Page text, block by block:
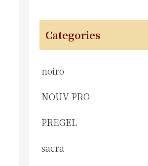
Categories
noiro
NOUV PRO
PREGEL
sacra